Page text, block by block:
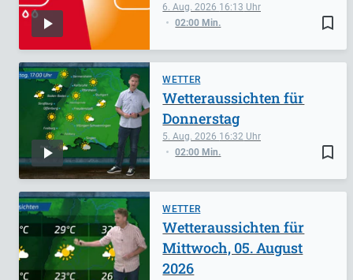
bookmark_border
6. Aug. 2026 16:13
02:00 Min.
WETTER
bookmark_border
5. Aug. 2026 16:32
02:00 Min.
Wetteraussichten für
Donnerstag
WETTER
Wetteraussichten für
Mittwoch, 05. August
2026